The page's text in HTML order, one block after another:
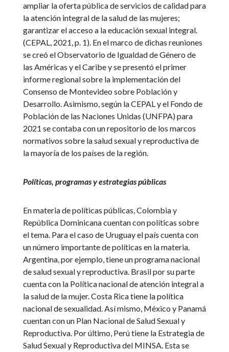
ampliar la oferta pública de servicios de calidad para
la atención integral de la salud de las mujeres;
garantizar el acceso a la educación sexual integral.
(CEPAL, 2021, p. 1). En el marco de dichas reuniones
se creó el Observatorio de Igualdad de Género de
las Américas y el Caribe y se presentó el primer
informe regional sobre la implementación del
Consenso de Montevideo sobre Población y
Desarrollo. Asimismo, según la CEPAL y el Fondo de
Población de las Naciones Unidas (UNFPA) para
2021 se contaba con un repositorio de los marcos
normativos sobre la salud sexual y reproductiva de
la mayoría de los países de la región.
Políticas, programas y estrategias públicas
En materia de políticas públicas, Colombia y
República Dominicana cuentan con políticas sobre
el tema. Para el caso de Uruguay el país cuenta con
un número importante de políticas en la materia.
Argentina, por ejemplo, tiene un programa nacional
de salud sexual y reproductiva. Brasil por su parte
cuenta con la Política nacional de atención integral a
la salud de la mujer. Costa Rica tiene la política
nacional de sexualidad. Así mismo, México y Panamá
cuentan con un Plan Nacional de Salud Sexual y
Reproductiva. Por último, Perú tiene la Estrategia de
Salud Sexual y Reproductiva del MINSA. Esta se